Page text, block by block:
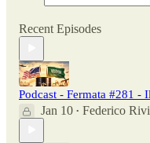
Recent Episodes
Podcast - Fermata #281 -
Jan 10 • Federico Rivi